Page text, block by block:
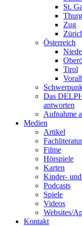
St.
Zug
Österreich
Tirol
Das
antworten
Aufnahme
Medien
Artikel
Filme
Hörspiele
Karten
Kinder-
Podcasts
Spiele
Videos
Websites/
Kontakt